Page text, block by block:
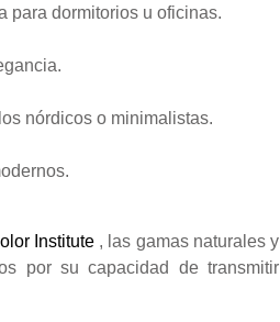
para dormitorios u oficinas.
nórdicos o minimalistas.
Institute, las gamas naturales y
por su capacidad de transmitir